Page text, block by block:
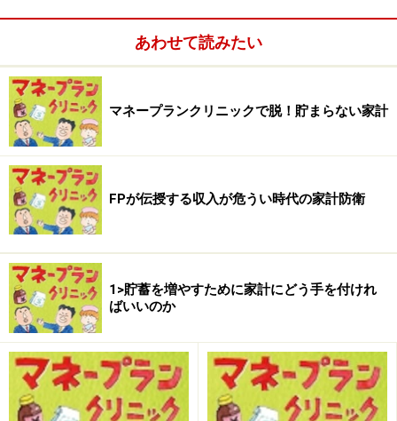
収入が増えないなら、支出を減らすしか、貯蓄する方
法はありません。テクニックとしては給与天引きや口座
振替で、強制的に積み立てる方法があります。ですが、
基本はあくまでモチベーション。貯めたい、貯めないと
大変だという動機付けが必要。これさえあれば、自然と
貯蓄はできてしまうものです」
次のページでは収入が危ういこの時代の、お金を貯める
鉄則についてFP深野康彦さんに語っていただきます！
●今回のお悩みはこの6つのご家庭
1>貯蓄を増やすために家計にどう手を付ければいいのか
2>養育費頼みの貯蓄、教育資金が用意できるか不安です
3>夫が病気治療中。家計や老後のことが何かと心配
4>リストラの可能性もあり、老後が不安です
5>結婚して子どもも生まれたが、気が付けば貯蓄ナシ
あわせて読みたい
マネープランクリニックで脱！貯まらない家計
FPが伝授する収入が危うい時代の家計防衛
1>貯蓄を増やすために家計にどう手を付けれ
ばいいのか